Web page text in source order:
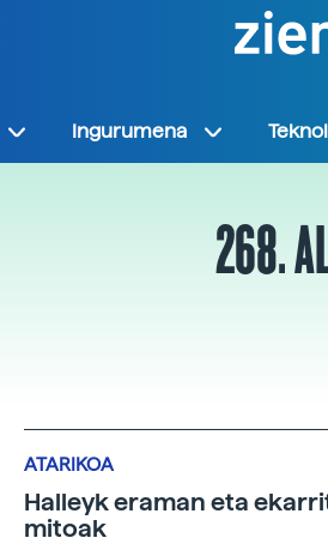
Ingurumena
268.
ATARIKOA
Halleyk eraman eta
mitoak